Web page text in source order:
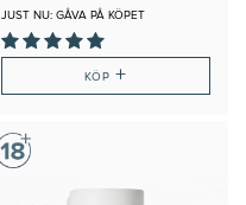
JUST NU: GÅVA PÅ KÖPET
KÖP +